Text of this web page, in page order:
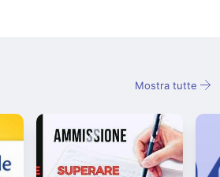
Mostra tutte